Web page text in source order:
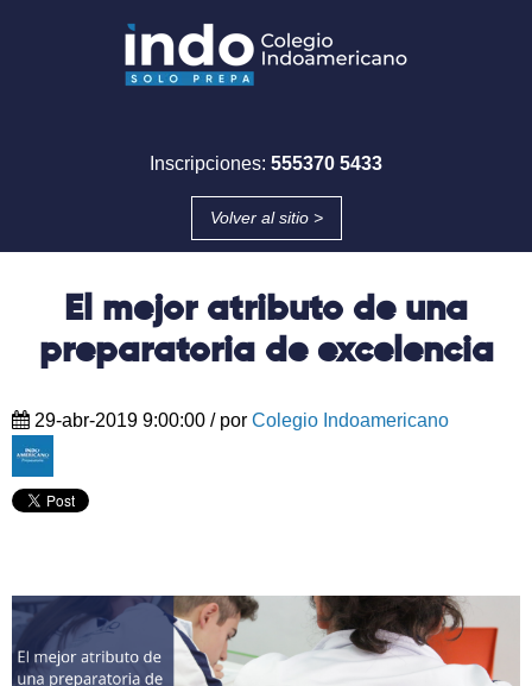
Inscripciones: 555370 5433
Volver al sitio >
El mejor atributo de una
preparatoria de excelencia
29-abr-2019 9:00:00 / por Colegio Indoamericano